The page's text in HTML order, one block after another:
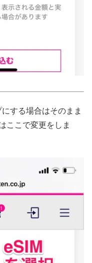
する場合はそのまま
ここで変更をしま